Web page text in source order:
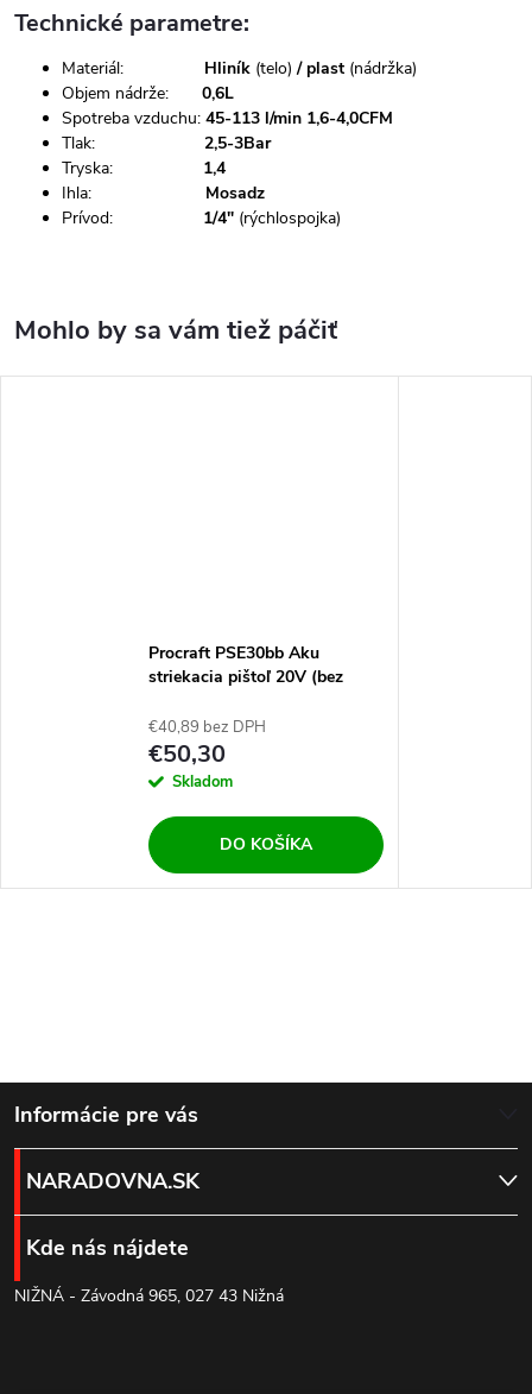
Technické parametre:
Materiál: Hliník (telo) / plast (nádržka)
Objem nádrže: 0,6L
Spotreba vzduchu: 45-113 l/min 1,6-4,0CFM
Tlak: 2,5-3Bar
Tryska: 1,4
Ihla: Mosadz
Prívod: 1/4" (rýchlospojka)
Procraft PSE30bb Aku
striekacia pištoľ 20V (bez
€40,89 bez DPH
€50,30
Skladom
DO KOŠÍKA
Z
á
p
ä
Informácie pre vás
NARADOVNA.SK
Kde nás nájdete
NIŽNÁ - Závodná 965, 027 43 Nižná